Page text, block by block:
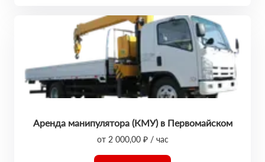
Аренда манипулятора (КМУ) в Первомайском
от 2 000,00 ₽ / час